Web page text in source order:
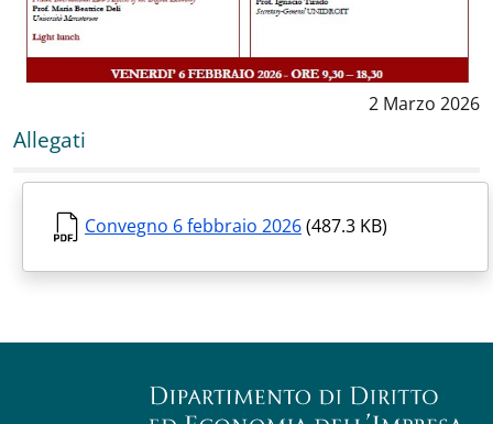
Data notizia:
2 Marzo 2026
Allegati
Convegno 6 febbraio 2026(487.3 KB)